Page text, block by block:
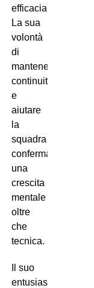
efficacia.
La sua
volontà
di
mantenere
continuità
e
aiutare
la
squadra
conferma
una
crescita
mentale
oltre
che
tecnica.
Il suo
entusiasmo